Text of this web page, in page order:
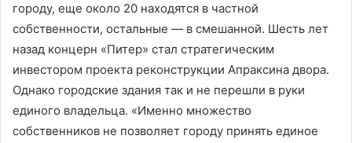
городу, еще около 20 находятся в частной
собственности, остальные — в смешанной. Шесть лет
назад концерн «Питер» стал стратегическим
инвестором проекта реконструкции Апраксина двора.
Однако городские здания так и не перешли в руки
единого владельца. «Именно множество
собственников не позволяет городу принять единое